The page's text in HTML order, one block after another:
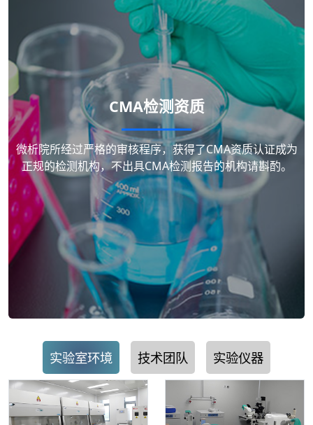
CMA检测资质
微析院所经过严格的审核程序，获得了CMA资质认证成为
正规的检测机构，不出具CMA检测报告的机构请斟酌。
实验室环境 技术团队 实验仪器